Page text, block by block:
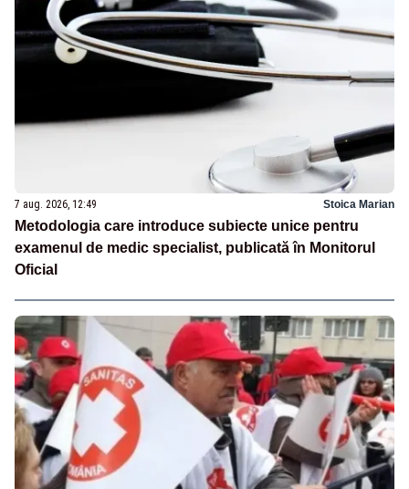
7 aug. 2026, 12:49 Stoica Marian
Metodologia care introduce subiecte unice pentru
examenul de medic specialist, publicată în Monitorul
Oficial